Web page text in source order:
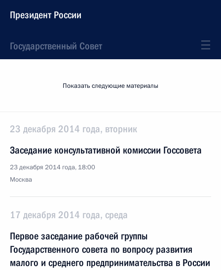
Президент России
Государственный Совет
Показать следующие материалы
23 декабря 2014 года, вторник
Заседание консультативной комиссии Госсовета
23 декабря 2014 года, 18:00
Москва
17 декабря 2014 года, среда
Первое заседание рабочей группы
Государственного совета по вопросу развития
малого и среднего предпринимательства в России